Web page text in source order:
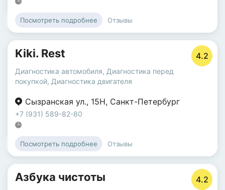
Посмотреть подробнее Отзывы
Kiki. Rest 4.2
Диагностика автомобиля, Диагностика перед
покупкой, Диагностика двигателя
Сызранская ул., 15Н, Санкт-Петербург
+7 (931) 589-82-80
Посмотреть подробнее Отзывы
Азбука чистоты 4.2